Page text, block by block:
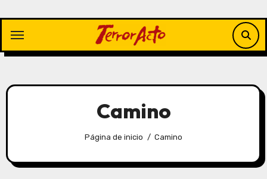
contenido
Camino
Página de inicio Camino